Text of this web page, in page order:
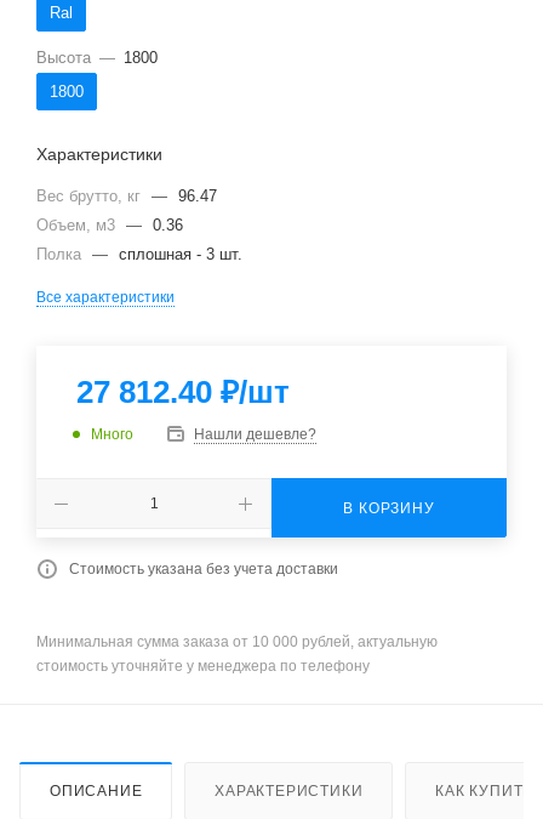
Ral
Высота — 1800
1800
Характеристики
Вес брутто, кг — 96.47
Объем, м3 — 0.36
Полка — сплошная - 3 шт.
Все характеристики
27 812.40 ₽/шт
Много Нашли дешевле?
В КОРЗИНУ
Стоимость указана без учета доставки
Минимальная сумма заказа от 10 000 рублей, актуальную
стоимость уточняйте у менеджера по телефону
ОПИСАНИЕ ХАРАКТЕРИСТИКИ КАК КУПИТЬ